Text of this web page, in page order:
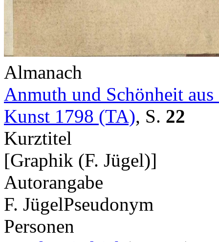
Almanach
Anmuth und Schönheit
Kunst 1798 (TA), S. 22
Kurztitel
[Graphik (F. Jügel)]
Autorangabe
F. JügelPseudonym
Personen